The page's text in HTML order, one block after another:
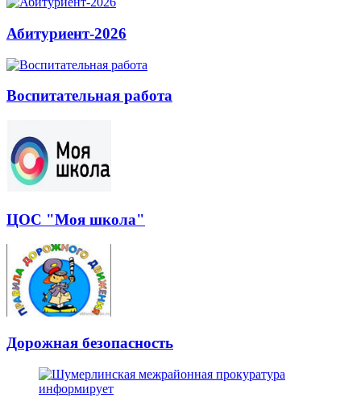
Абитуриент-2026
Воспитательная работа
ЦОС "Моя школа"
Дорожная безопасность